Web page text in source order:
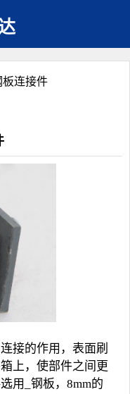
板连接件
接的作用，表面刷
上，使部件之间更
用_钢板，8mm的